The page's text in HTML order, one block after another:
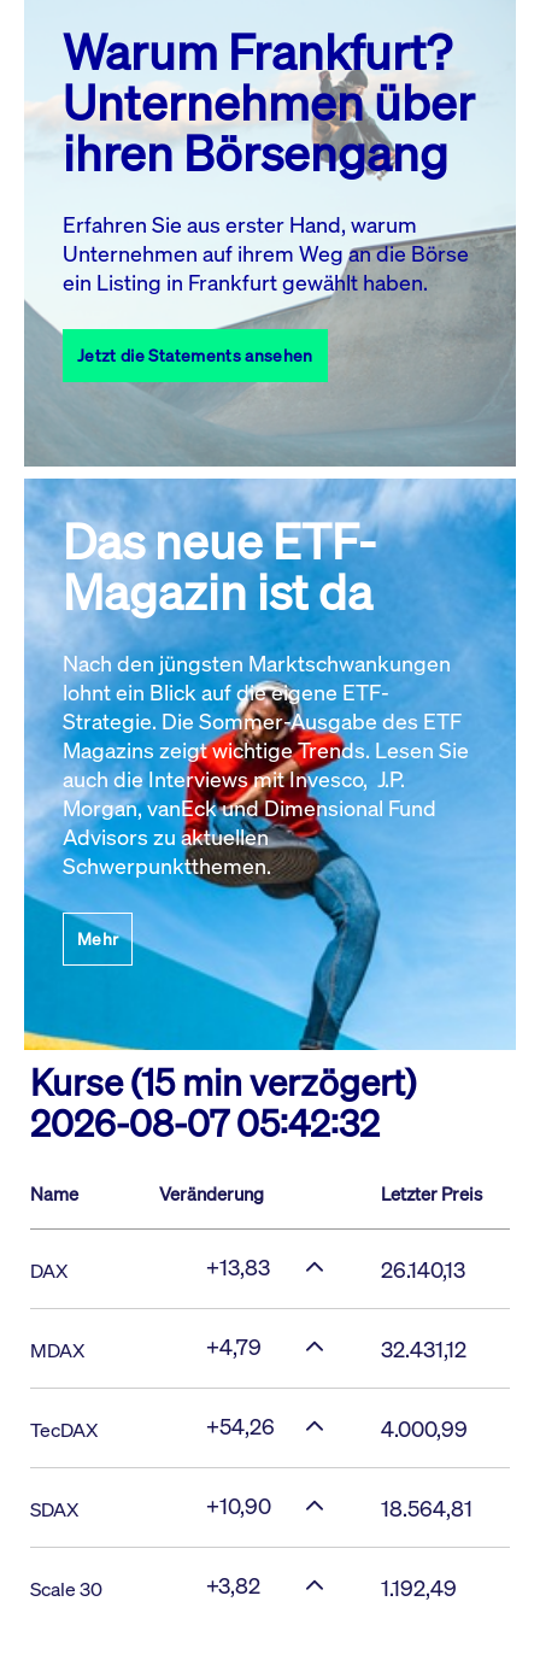
MO. DI. MI. DO. FR. SA. SO.
1
2
3
4 5 6 7 8
10 11 13 14
17
18 19 20 21 22
23
27 28
31
Alle Events
Warum Frankfurt?
Unternehmen über
ihren Börsengang
Erfahren Sie aus erster Hand, warum
Unternehmen auf ihrem Weg an die Börse
ein Listing in Frankfurt gewählt haben.
Jetzt die Statements ansehen
Das neue ETF-
Magazin ist da
Nach den jüngsten Marktschwankungen
lohnt ein Blick auf die eigene ETF-
Strategie. Die Sommer-Ausgabe des ETF
Magazins zeigt wichtige Trends. Lesen Sie
auch die Interviews mit Invesco, J.P.
Morgan, vanEck und Dimensional Fund
Advisors zu aktuellen
Schwerpunktthemen.
Mehr
Kurse (15 min verzögert)
2026-08-07 05:42:32
Name Veränderung Letzter Preis
DAX +13,83 26.140,13
MDAX +4,79 32.431,12
TecDAX +54,26 4.000,99
SDAX +10,90 18.564,81
Scale 30 +3,82 1.192,49